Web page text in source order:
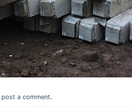
post a comment.